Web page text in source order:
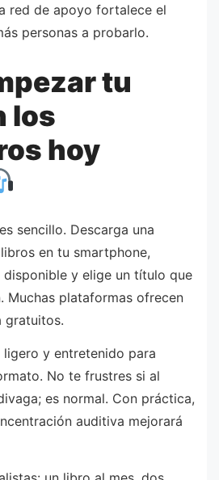
red de apoyo fortalece el
personas a probarlo.
tu
los
hoy
sencillo. Descarga una
en tu smartphone,
y elige un título que
Muchas plataformas ofrecen
gratuitos.
y entretenido para
No te frustres si al
es normal. Con práctica,
auditiva mejorará